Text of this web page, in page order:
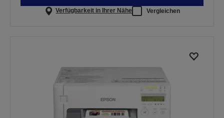
Verfügbarkeit in Ihrer Nähe Vergleichen